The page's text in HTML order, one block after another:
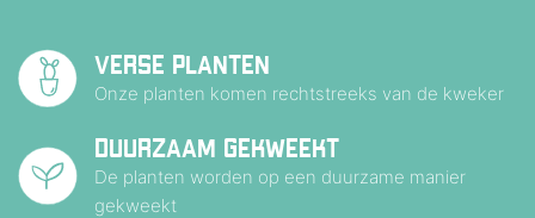
VERSE PLANTEN
Onze planten komen rechtstreeks van de kweker
DUURZAAM GEKWEEKT
De planten worden op een duurzame manier
gekweekt